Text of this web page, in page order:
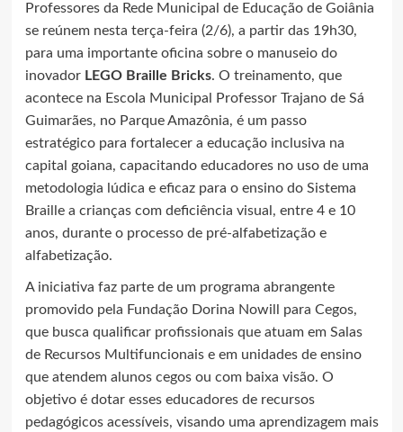
Professores da Rede Municipal de Educação de Goiânia
se reúnem nesta terça-feira (2/6), a partir das 19h30,
para uma importante oficina sobre o manuseio do
inovador LEGO Braille Bricks. O treinamento, que
acontece na Escola Municipal Professor Trajano de Sá
Guimarães, no Parque Amazônia, é um passo
estratégico para fortalecer a educação inclusiva na
capital goiana, capacitando educadores no uso de uma
metodologia lúdica e eficaz para o ensino do Sistema
Braille a crianças com deficiência visual, entre 4 e 10
anos, durante o processo de pré-alfabetização e
alfabetização.
A iniciativa faz parte de um programa abrangente
promovido pela Fundação Dorina Nowill para Cegos,
que busca qualificar profissionais que atuam em Salas
de Recursos Multifuncionais e em unidades de ensino
que atendem alunos cegos ou com baixa visão. O
objetivo é dotar esses educadores de recursos
pedagógicos acessíveis, visando uma aprendizagem mais